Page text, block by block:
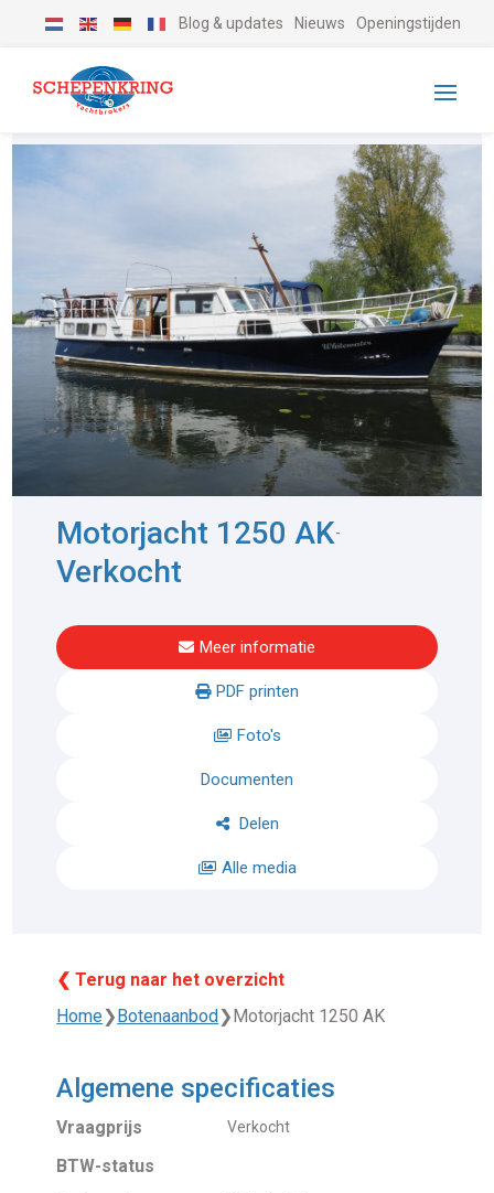
Blog & updates Nieuws Openingstijden
Motorjacht 1250 AK-
Verkocht
Meer informatie
PDF printen
Foto's
Documenten
Delen
Alle media
❮ Terug naar het overzicht
Home❯ Botenaanbod ❯ Motorjacht 1250 AK
Algemene specificaties
Vraagprijs Verkocht
BTW-status